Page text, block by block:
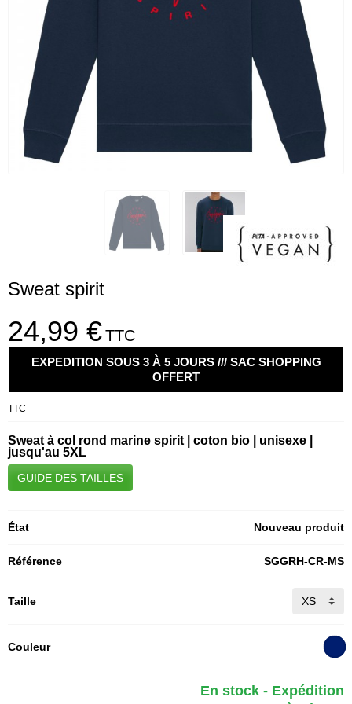
Sweat spirit
24,99 €TTC
EXPEDITION SOUS 3 À 5 JOURS /// SAC SHOPPING
OFFERT
TTC
Sweat à col rond marine spirit | coton bio | unisexe |
jusqu'au 5XL
GUIDE DES TAILLES
État Nouveau produit
Référence SGGRH-CR-MS
Taille
Couleur
En stock - Expédition